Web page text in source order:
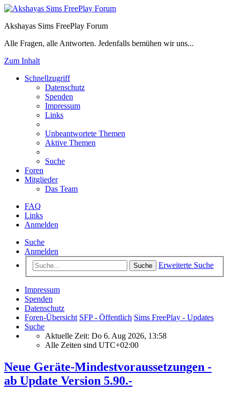
Akshayas Sims FreePlay Forum
Alle Fragen, alle Antworten. Jedenfalls bemühen wir uns...
Zum Inhalt
Schnellzugriff
Datenschutz
Spenden
Impressum
Links
Unbeantwortete Themen
Aktive Themen
Suche
Foren
Mitglieder
Das Team
FAQ
Links
Anmelden
Suche
Anmelden
Suche Erweiterte Suche
Impressum
Spenden
Datenschutz
Foren-Übersicht SFP - Öffentlich Sims FreePlay - Updates
Suche
Aktuelle Zeit: Do 6. Aug 2026, 13:58
Alle Zeiten sind UTC+02:00
Neue Geräte-Mindestvoraussetzungen -
ab Update Version 5.90.-